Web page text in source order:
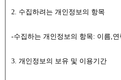
2. 수집하려는 개인정보의 항목
-수집하는 개인정보의 항목: 이름,연
3. 개인정보의 보유 및 이용기간